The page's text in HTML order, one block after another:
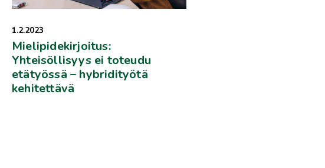
1.2.2023
Mielipidekirjoitus:
Yhteisöllisyys ei toteudu
etätyössä – hybridityötä
kehitettävä